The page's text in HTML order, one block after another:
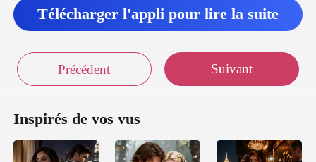
Télécharger l'appli pour lire la suite
Précédent Suivant
Inspirés de vos vus